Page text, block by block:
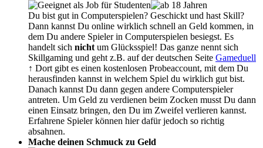
Du bist gut in Computerspielen? Geschickt und hast Skill?
Dann kannst Du online wirklich schnell an Geld kommen, in
dem Du andere Spieler in Computerspielen besiegst. Es
handelt sich nicht um Glücksspiel! Das ganze nennt sich
Skillgaming und geht z.B. auf der deutschen Seite Gameduell
↑ Dort gibt es einen kostenlosen Probeaccount, mit dem Du
herausfinden kannst in welchem Spiel du wirklich gut bist.
Danach kannst Du dann gegen andere Computerspieler
antreten. Um Geld zu verdienen beim Zocken musst Du dann
einen Einsatz bringen, den Du im Zweifel verlieren kannst.
Erfahrene Spieler können hier dafür jedoch so richtig
absahnen.
Mache deinen Schmuck zu Geld